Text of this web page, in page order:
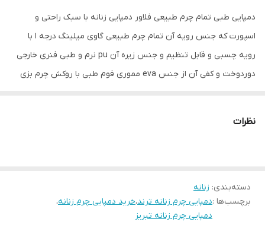
جنس چرم طبیعی
دمپایی طبی تمام چرم طبیعی فلاور دمپایی زنانه با سبک راحتی و
اسپورت که جنس رویه آن تمام چرم طبیعی گاوی میلینگ درجه 1 با
رویه چسبی و قابل تنظیم و جنس زیره آن pu نرم و طبی فنری خارجی
دوردوخت و کفی آن از جنس eva مموری فوم طبی با روکش چرم بزی
مناسب است . این دمپایی تمام چرم طبیعی بوده و از کیفیت بسیار
انتخاب فرمایید
نظرات
دسته‌بندی: زنانه
برچسب‌ها :دمپایی چرم زنانه ترند،خرید دمپایی چرم زنانه،
دمپایی چرم زنانه تبریز